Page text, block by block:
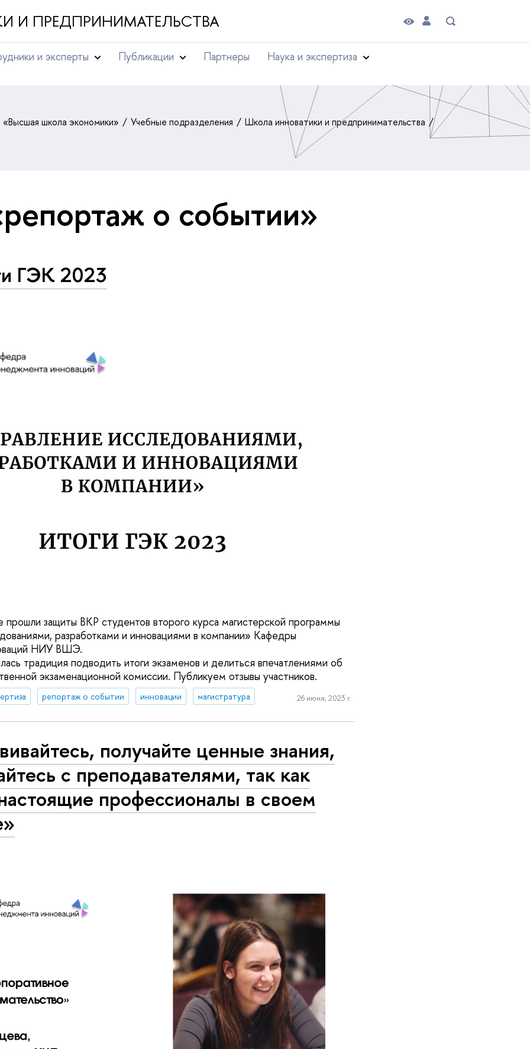
И ПРЕДПРИНИМАТЕЛЬСТВА
и эксперты Публикации Партнеры Наука и экспертиза
«Высшая школа экономики» Учебные подразделения Школа инноватики и предпринимательства
о событии»
ГЭК 2023
защиты ВКР студентов второго курса магистерской программы
разработками и инновациями в компании» Кафедры
НИУ ВШЭ.
традиция подводить итоги экзаменов и делиться впечатлениями об
экзаменационной комиссии. Публикуем отзывы участников.
репортаж о событии инновации магистратура 26 июня, 2023 г.
получайте ценные знания,
с преподавателями, так как
профессионалы в своем